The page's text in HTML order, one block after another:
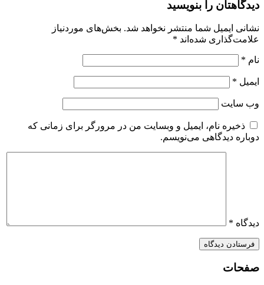
دیدگاهتان را بنویسید
نشانی ایمیل شما منتشر نخواهد شد. بخش‌های موردنیاز
علامت‌گذاری شده‌اند *
نام *
ایمیل *
وب‌ سایت
ذخیره نام، ایمیل و وبسایت من در مرورگر برای زمانی که
دوباره دیدگاهی می‌نویسم.
دیدگاه *
صفحات